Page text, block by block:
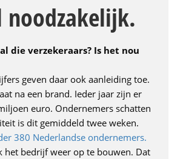
noodzakelijk.
die verzekeraars? Is het nou
geven daar ook aanleiding toe.
na een brand. Ieder jaar zijn er
euro. Ondernemers schatten
is dit gemiddeld twee weken.
380 Nederlandse ondernemers.
het bedrijf weer op te bouwen. Dat